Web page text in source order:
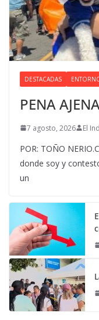
DESTACADAS
PENA
7 agosto, 2026 El
POR: TOÑO
donde soy y
un